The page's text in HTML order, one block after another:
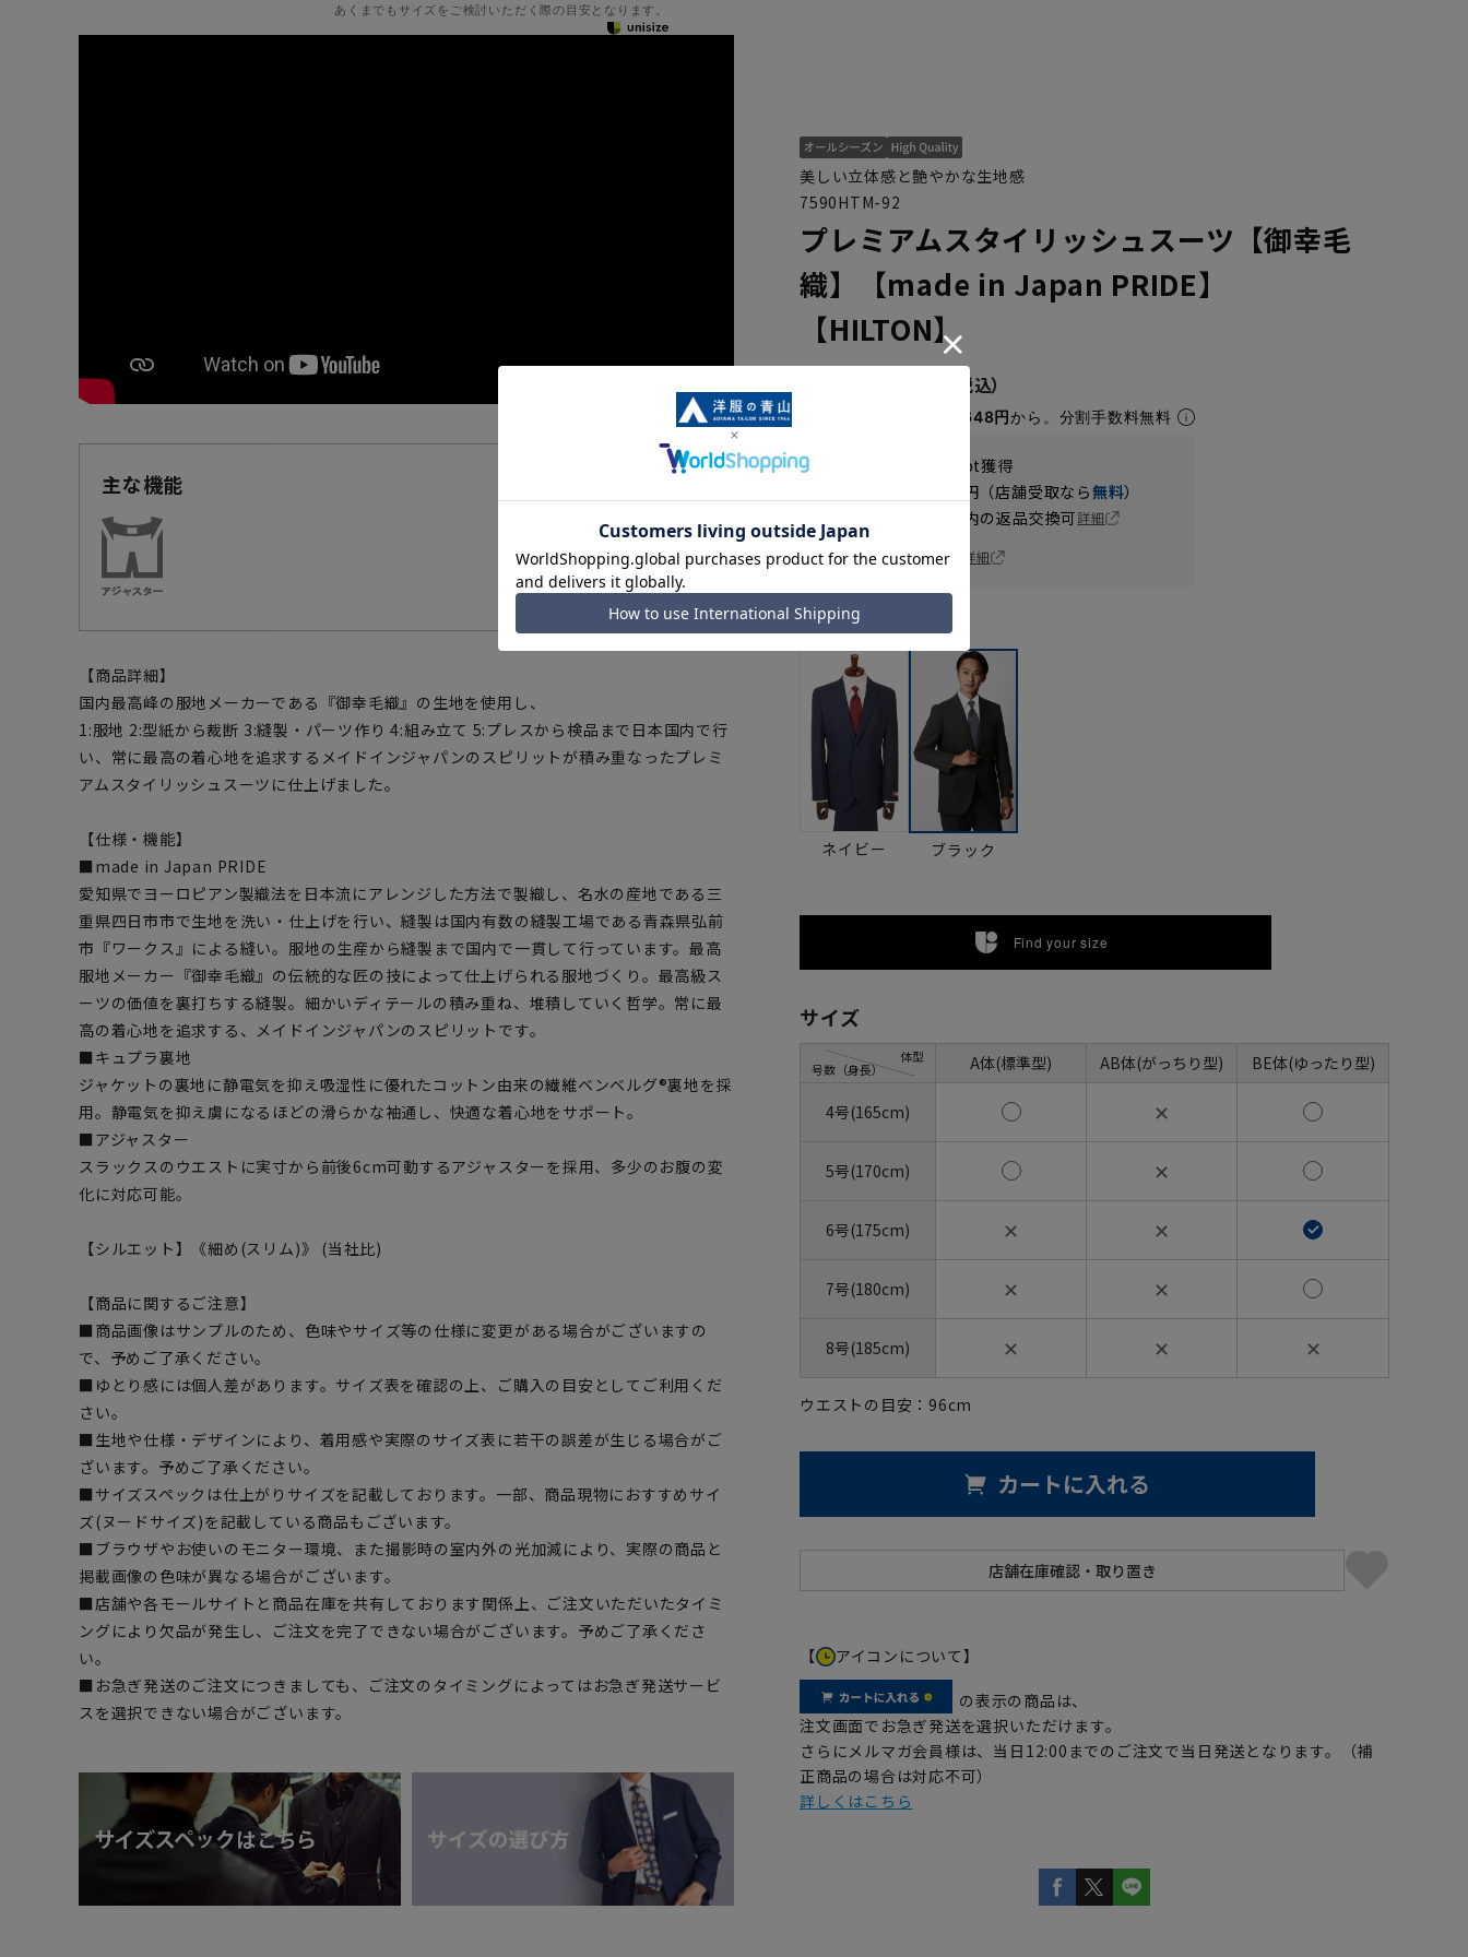
あくまでもサイズをご検討いただく際の目安となります。
主な機能
【商品詳細】
国内最高峰の服地メーカーである『御幸毛織』の生地を使用し、
1:服地 2:型紙から裁断 3:縫製・パーツ作り 4:組み立て 5:プレスから検品まで日本国内で行
い、常に最高の着心地を追求するメイドインジャパンのスピリットが積み重なったプレミ
アムスタイリッシュスーツに仕上げました。
【仕様・機能】
■made in Japan PRIDE
愛知県でヨーロピアン製織法を日本流にアレンジした方法で製織し、名水の産地である三
重県四日市市で生地を洗い・仕上げを行い、縫製は国内有数の縫製工場である青森県弘前
市『ワークス』による縫い。服地の生産から縫製まで国内で一貫して行っています。最高
服地メーカー『御幸毛織』の伝統的な匠の技によって仕上げられる服地づくり。最高級ス
ーツの価値を裏打ちする縫製。細かいディテールの積み重ね、堆積していく哲学。常に最
高の着心地を追求する、メイドインジャパンのスピリットです。
■キュプラ裏地
ジャケットの裏地に静電気を抑え吸湿性に優れたコットン由来の繊維ベンベルグ®裏地を採
用。静電気を抑え虜になるほどの滑らかな袖通し、快適な着心地をサポート。
■アジャスター
スラックスのウエストに実寸から前後6cm可動するアジャスターを採用、多少のお腹の変
化に対応可能。
【シルエット】《細め(スリム)》 (当社比)
【商品に関するご注意】
■商品画像はサンプルのため、色味やサイズ等の仕様に変更がある場合がございますの
で、予めご了承ください。
■ゆとり感には個人差があります。サイズ表を確認の上、ご購入の目安としてご利用くだ
さい。
■生地や仕様・デザインにより、着用感や実際のサイズ表に若干の誤差が生じる場合がご
ざいます。予めご了承ください。
■サイズスペックは仕上がりサイズを記載しております。一部、商品現物におすすめサイ
ズ(ヌードサイズ)を記載している商品もございます。
■ブラウザやお使いのモニター環境、また撮影時の室内外の光加減により、実際の商品と
掲載画像の色味が異なる場合がございます。
■店舗や各モールサイトと商品在庫を共有しております関係上、ご注文いただいたタイミ
ングにより欠品が発生し、ご注文を完了できない場合がございます。予めご了承くださ
い。
■お急ぎ発送のご注文につきましても、ご注文のタイミングによってはお急ぎ発送サービ
スを選択できない場合がございます。
美しい立体感と艶やかな生地感
7590HTM-92
プレミアムスタイリッシュスーツ【御幸毛
織】【made in Japan PRIDE】
【HILTON】
87,890円
月々14,648円から。分割手数料無料
pt獲得
円（店舗受取なら無料）
日以内の返品交換可詳細
一部対象外商品あり
お届け日を調べる 詳細
カラー
ネイビー ブラック
Find your size
サイズ
号数（身長）
体型 A体(標準型) AB体(がっちり型) BE体(ゆったり型)
4号(165cm) ✕
5号(170cm) ✕
6号(175cm) ✕ ✕
7号(180cm) ✕ ✕
8号(185cm) ✕ ✕ ✕
ウエストの目安： 96cm
カートに入れる
【 アイコンについて】
の表示の商品は、
注文画面でお急ぎ発送を選択いただけます。
さらにメルマガ会員様は、当日12:00までのご注文で当日発送となります。（補
正商品の場合は対応不可）
詳しくはこちら